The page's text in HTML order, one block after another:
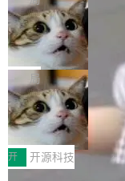
现实 过去两年，CIO
一是如何让大模型和
向生产，二是如何让
设置，如果用布尔值
ean 表示是否可切换
色方案、深色方案——
合。方案缺了、配置
哪些组合有效，作者
者部落知识"。 换个
变体：Switchable...
个"AI 知识库 + 聊天
做，没什么新鲜的。
r 上把事情说清楚了
re OS，一个带连接器
有科技公司做的一样
样。这是
那个创业公司。不同
lare Workers 上——我
——并且深度集成了
Deno 团队开源
布式 Durable
Ryan Dahl 领导的
目 Celld，一个能在
Workers 和 Durable
计思路很直接：每个
数据库，按名称寻址
存储库里。节点之间
没有控制平面，没有
局
鲁大师7月新机性能
性能、流畅双第一
新折叠缺席
2026年7月的手机市
增，手机厂商的日子
放缓，因此硝烟味淡
开 开源科技